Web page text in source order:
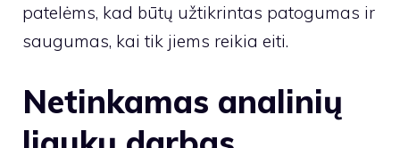
patelėms, kad būtų užtikrintas patogumas ir
saugumas, kai tik jiems reikia eiti.
Netinkamas analinių